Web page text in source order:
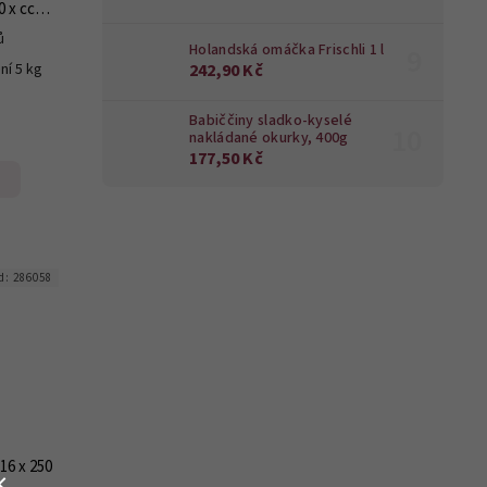
Holandská omáčka Frischli 1 l
242,90 Kč
Babiččiny sladko-kyselé
nakládané okurky, 400g
177,50 Kč
cca
5 kg
x 250
286058